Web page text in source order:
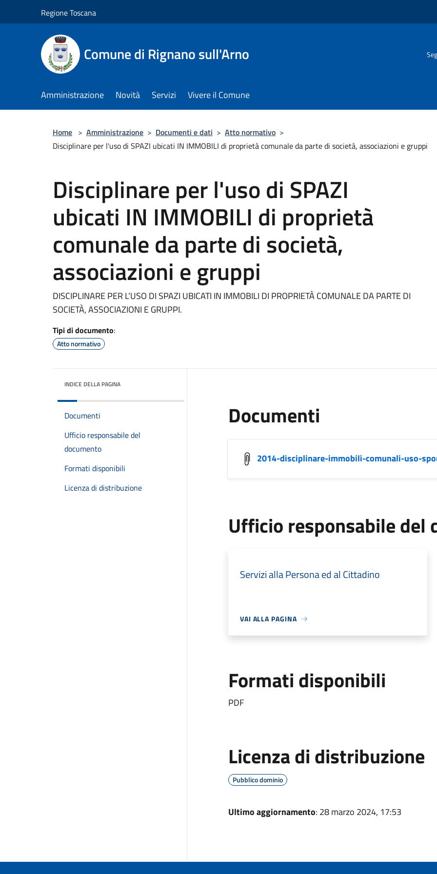
Regione Toscana
Comune di Rignano sull'Arno
Amministrazione Novità Servizi Vivere il Comune
Home > Amministrazione > Documenti e dati > Atto normativo >
Disciplinare per l'uso di SPAZI ubicati IN IMMOBILI di proprietà comunale da parte di società, associazioni e gruppi
Disciplinare per l'uso di SPAZI
ubicati IN IMMOBILI di proprietà
comunale da parte di società,
associazioni e gruppi
DISCIPLINARE PER L’USO DI SPAZI UBICATI IN IMMOBILI DI PROPRIETÀ COMUNALE DA PARTE DI
SOCIETÀ, ASSOCIAZIONI E GRUPPI.
Tipi di documento:
Atto normativo
INDICE DELLA PAGINA
Documenti
Ufficio responsabile del
documento
Formati disponibili
Licenza di distribuzione
Documenti
2014-disciplinare-immobili-comunali-uso-
Ufficio responsabile del
Servizi alla Persona ed al Cittadino
VAI ALLA PAGINA
Formati disponibili
PDF
Licenza di distribuzione
Pubblico dominio
Ultimo aggiornamento: 28 marzo 2024, 17:53